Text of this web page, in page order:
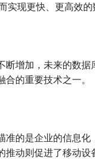
现更快、更高效的
增加，未来的数
的重要技术之一。
的是企业的信息
动则促进了移动